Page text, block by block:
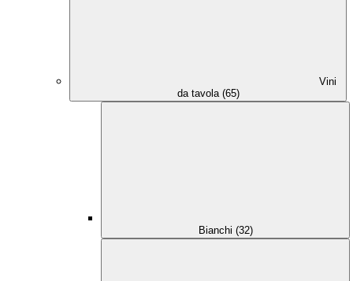
Vini
da tavola (65)
Bianchi (32)